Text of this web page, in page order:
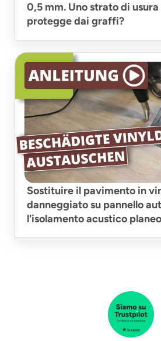
0,5 mm. Uno strato di
protegge dai graffi?
Sostituire il pavimento in
danneggiato su pannello
l'isolamento acustico